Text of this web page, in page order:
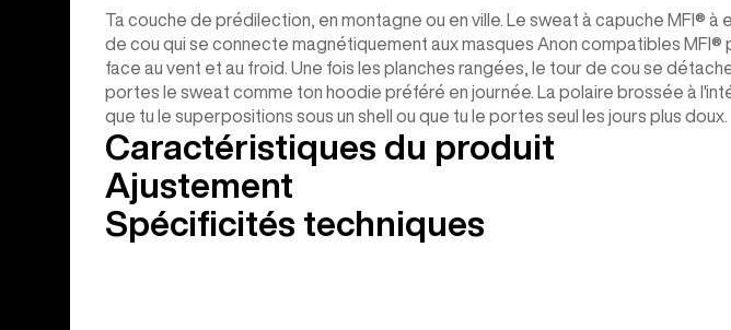
Ta couche de prédilection, en montagne ou en ville. Le sweat à capuche MFI® à
de cou qui se connecte magnétiquement aux masques Anon compatibles
face au vent et au froid. Une fois les planches rangées, le tour de cou se
portes le sweat comme ton hoodie préféré en journée. La polaire brossée à
que tu le superpositions sous un shell ou que tu le portes seul les jours plus doux.
Caractéristiques du produit
Ajustement
Spécificités techniques